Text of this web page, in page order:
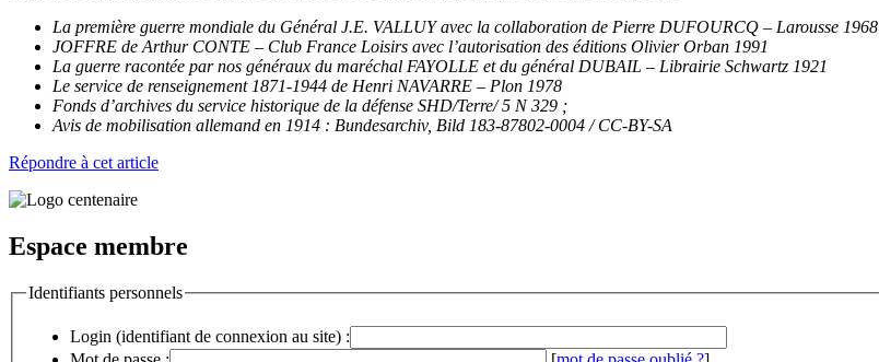
La première guerre mondiale du Général J.E. VALLUY avec la collaboration de Pierre DUFOURCQ – Larousse 1968
JOFFRE de Arthur CONTE – Club France Loisirs avec l’autorisation des éditions Olivier Orban 1991
La guerre racontée par nos généraux du maréchal FAYOLLE et du général DUBAIL – Librairie Schwartz 1921
Le service de renseignement 1871-1944 de Henri NAVARRE – Plon 1978
Fonds d’archives du service historique de la défense SHD/Terre/ 5 N 329 ;
Avis de mobilisation allemand en 1914 : Bundesarchiv, Bild 183-87802-0004 / CC-BY-SA
Répondre à cet article
Espace membre
Identifiants personnels
Login (identifiant de connexion au site) :